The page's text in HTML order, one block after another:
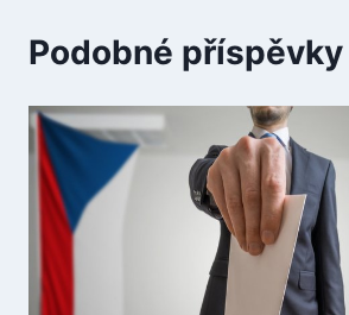
Podobné příspěvky